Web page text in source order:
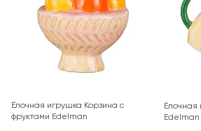
Ёлочная игрушка Корзина с
фруктами Edelman
Ёлочная
Edelman